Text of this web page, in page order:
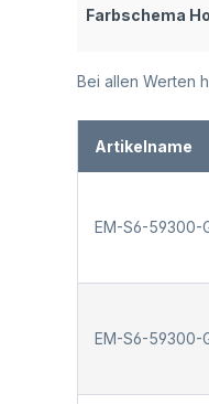
Farbschema
Bei allen Werten
Artikelname
EM-S6-59300-
EM-S6-59300-